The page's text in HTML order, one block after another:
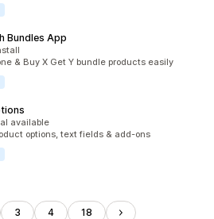
Bundles App
& Buy X Get Y bundle products easily
available
options, text fields & add-ons
3 4 18